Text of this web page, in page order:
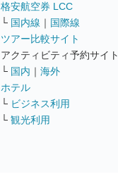
格安航空券 LCC
└ 国内線 ｜ 国際線
ツアー比較サイト
アクティビティ予約サイト
└ 国内 ｜ 海外
ホテル
└ ビジネス利用
└ 観光利用